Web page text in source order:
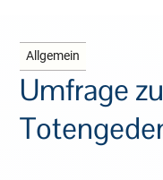
Allgemein
Umfrage